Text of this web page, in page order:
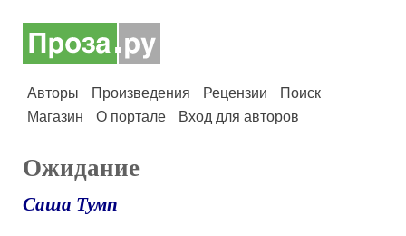
Авторы Произведения Рецензии
Поиск
Магазин
О портале Вход для авторов
Ожидание
Саша Тумп